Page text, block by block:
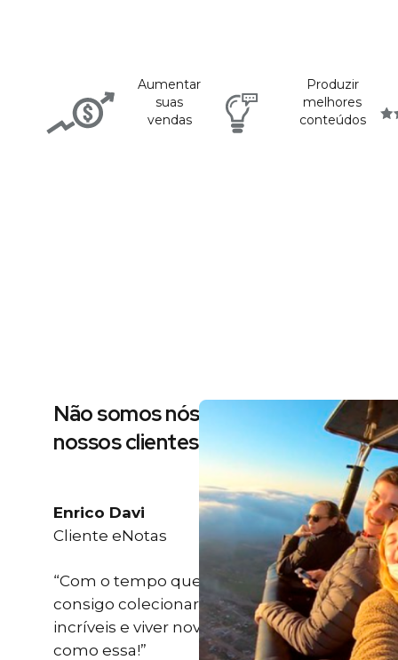
Aumentar
suas
vendas
Produzir
melhores
conteúdos
Não somos nós dizendo, são
nossos clientes
Enrico Davi
Cliente eNotas
“Com o tempo que eu ganho eu
consigo colecionar momentos
incríveis e viver novas experiências
como essa!”